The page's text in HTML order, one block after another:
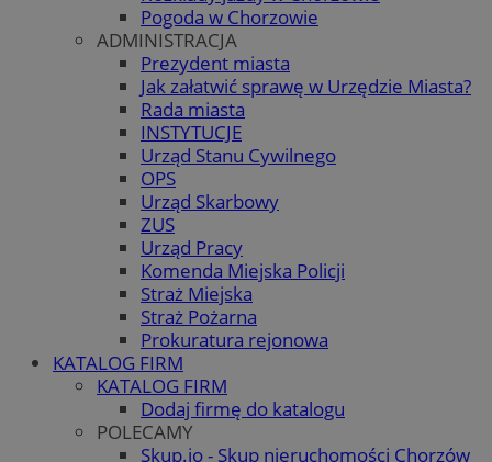
Pogoda w Chorzowie
ADMINISTRACJA
Prezydent miasta
Jak załatwić sprawę w Urzędzie Miasta?
Rada miasta
INSTYTUCJE
Urząd Stanu Cywilnego
OPS
Urząd Skarbowy
ZUS
Urząd Pracy
Komenda Miejska Policji
Straż Miejska
Straż Pożarna
Prokuratura rejonowa
KATALOG FIRM
KATALOG FIRM
Dodaj firmę do katalogu
POLECAMY
Skup.io - Skup nieruchomości Chorzów